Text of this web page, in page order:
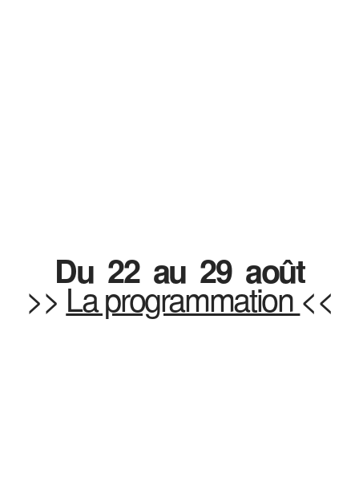
Du 22 au 29 août
>>La programmation<<